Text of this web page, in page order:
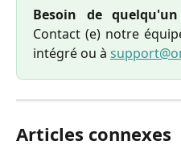
Besoin de
Contact (e) notre
intégré ou à
Articles connexes